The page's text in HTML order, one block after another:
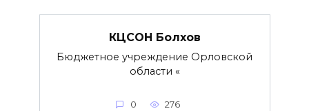
КЦСОН Болхов
Бюджетное учреждение Орловской
области «
0 276